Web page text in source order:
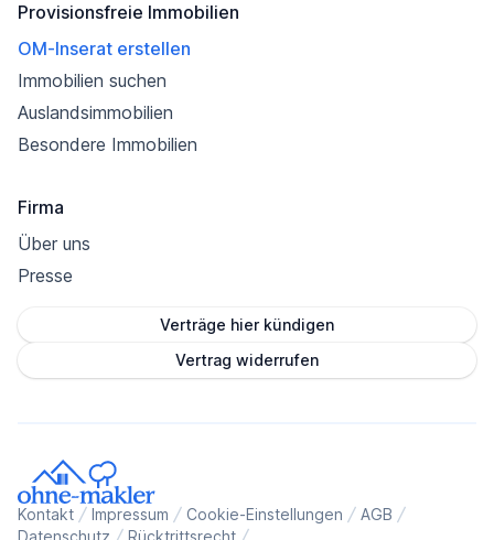
Provisionsfreie Immobilien
OM-Inserat erstellen
Immobilien suchen
Auslandsimmobilien
Besondere Immobilien
Firma
Über uns
Presse
Verträge hier kündigen
Vertrag widerrufen
Kontakt Impressum Cookie-Einstellungen
AGB
Datenschutz
Rücktrittsrecht